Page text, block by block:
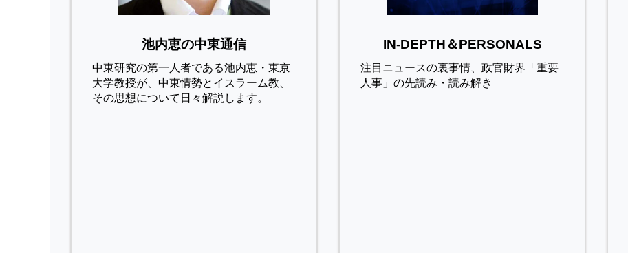
池内恵の中東通信
中東研究の第⼀⼈者である池内恵・東京
⼤学教授が、中東情勢とイスラーム教、
その思想について⽇々解説します。
IN-DEPTH＆PERSONALS
注目ニュースの裏事情、政官財界「重要
人事」の先読み・読み解き